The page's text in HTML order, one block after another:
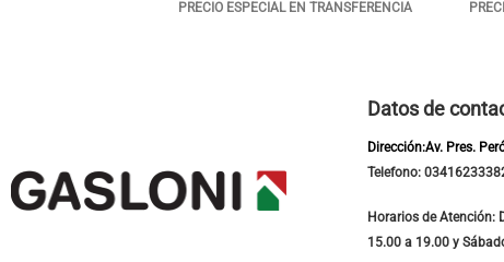
PRECIO ESPECIAL EN TRANSFERENCIA
Datos de
Dirección:Av. Pres.
Telefono:
Horarios de Atención:
15.00 a 19.00 y